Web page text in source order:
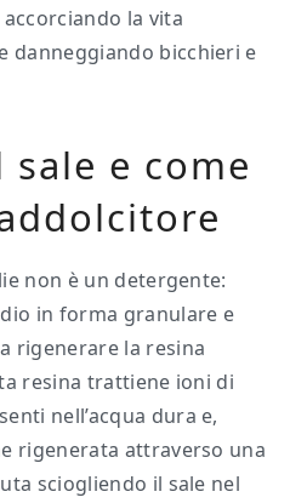
la vita
danneggiando bicchieri e
e come
non è un detergente:
in forma granulare e
rigenerare la resina
resina trattiene ioni di
nell’acqua dura e,
rigenerata attraverso una
sciogliendo il sale nel